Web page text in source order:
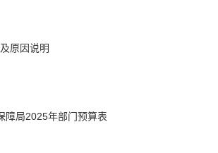
原因说明
障局2025年部门预算表